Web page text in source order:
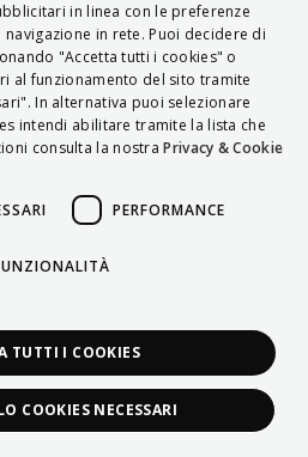
FRENCH
HUNGARIAN
DEUTSCH
POLSKI
PORTUGUÊS
in linea con le preferenze
in rete. Puoi decidere di
"Accetta tutti i cookies" o
al funzionamento del sito tramite
In alternativa puoi selezionare
intendi abilitare tramite la lista che
consulta la nostra Privacy & Cookie
PERFORMANCE
TUTTI I COOKIES
COOKIES NECESSARI